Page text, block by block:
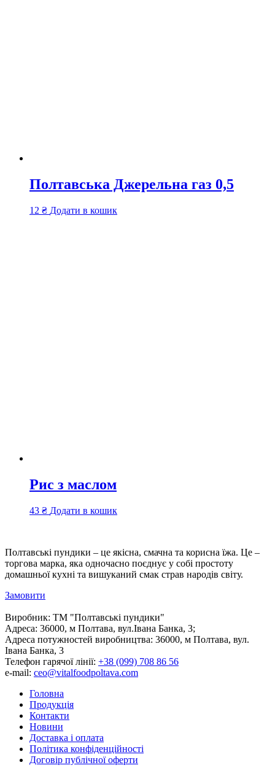
Полтавська Джерельна газ 0,5
12 ₴ Додати в кошик
Рис з маслом
43 ₴ Додати в кошик
Полтавські пундики – це якісна, смачна та корисна їжа. Це –
торгова марка, яка одночасно поєднує у собі простоту
домашньої кухні та вишуканий смак страв народів світу.
Замовити
Виробник: ТМ "Полтавські пундики"
Адреса: 36000, м Полтава, вул.Івана Банка, 3;
Адреса потужностей виробництва: 36000, м Полтава, вул.
Івана Банка, 3
Телефон гарячої лінії: +38 (099) 708 86 56
e-mail: ceo@vitalfoodpoltava.com
Головна
Продукція
Контакти
Новини
Доставка і оплата
Політика конфіденційності
Договір публічної оферти